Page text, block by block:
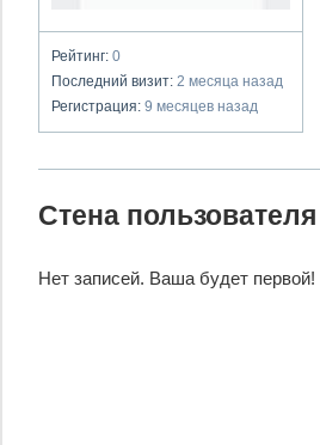
Рейтинг: 0
Последний визит: 2 месяца назад
Регистрация: 9 месяцев назад
Стена пользователя
Нет записей. Ваша будет первой!